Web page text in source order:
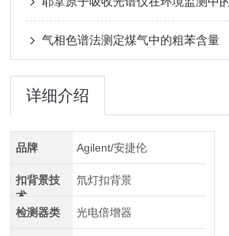
气相色谱法测定煤气中的粗苯含量
详细介绍
品牌 Agilent/安捷伦
扣背景技
术
氘灯扣背景
检测器类 光电倍增器